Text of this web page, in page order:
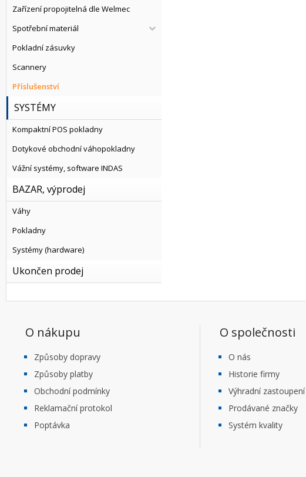
Zařízení propojitelná dle Welmec
Spotřební materiál
Pokladní zásuvky
Scannery
Příslušenství
SYSTÉMY
Kompaktní POS pokladny
Dotykové obchodní váhopokladny
Vážní systémy, software INDAS
BAZAR, výprodej
Váhy
Pokladny
Systémy (hardware)
Ukončen prodej
O nákupu
Způsoby dopravy
Způsoby platby
Obchodní podmínky
Reklamační protokol
Poptávka
O společnosti
O nás
Historie firmy
Výhradní zastoupení
Prodávané značky
Systém kvality